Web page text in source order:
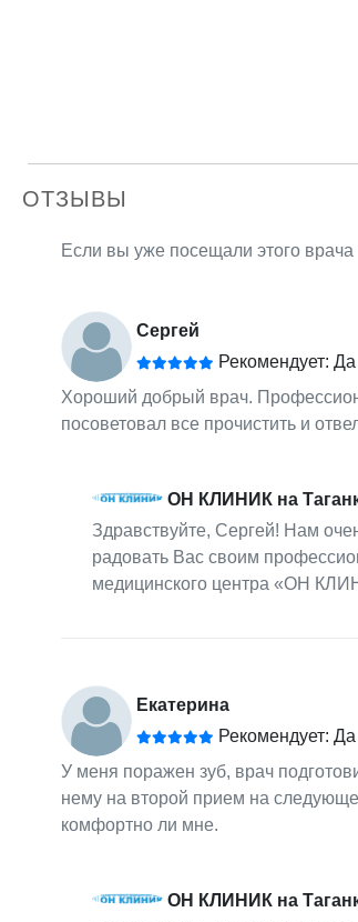
ОТЗЫВЫ
Если вы уже посещали этого врача
Сергей
Рекомендует: Да
Хороший добрый врач.
посоветовал все прочистить и
ОН КЛИНИК на
Здравствуйте, Сергей! Нам
радовать Вас своим
медицинского центра «ОН
Екатерина
Рекомендует: Да
У меня поражен зуб, врач
нему на второй прием на
комфортно ли мне.
ОН КЛИНИК на